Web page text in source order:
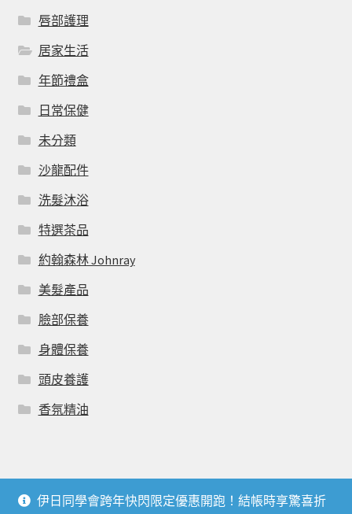
伊日同學會跨年快閃限定優惠開跑！結帳時享驚喜折
唇部護理
居家生活
年節禮盒
日常保健
未分類
沙龍配件
洗髮沐浴
特選茶品
約翰森林 Johnray
美髮產品
臉部保養
身體保養
頭皮養護
香氛精油
© 伊日同學會 YIRI LIVING CLUB 2026